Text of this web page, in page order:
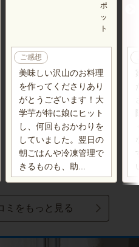
ポ
ッ
ト
ご感想
美味しい沢山のお料理
を作ってくださりあり
がとうございます！大
学芋が特に娘にヒット
し、何回もおかわりを
していました。翌日の
朝ごはんや冷凍管理で
きるものも、助...
ミをもっと見る